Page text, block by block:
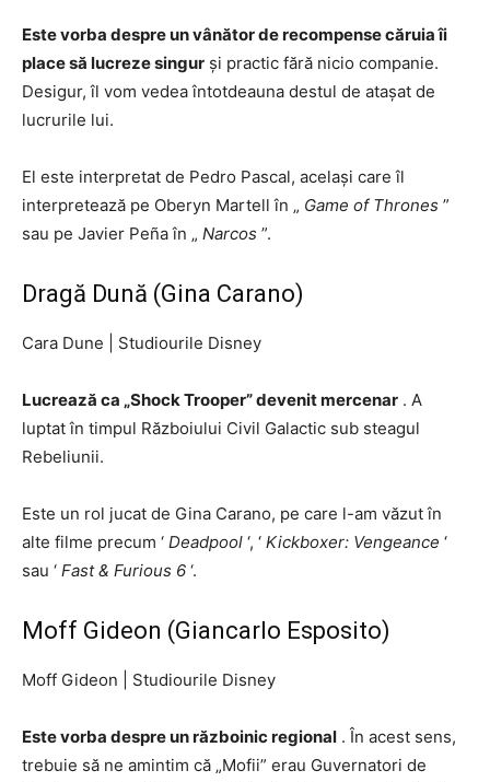
Este vorba despre un vânător de recompense căruia îi
place să lucreze singur și practic fără nicio companie.
Desigur, îl vom vedea întotdeauna destul de atașat de
lucrurile lui.
El este interpretat de Pedro Pascal, același care îl
interpretează pe Oberyn Martell în „ Game of Thrones ”
sau pe Javier Peña în „ Narcos ”.
Dragă Dună (Gina Carano)
Cara Dune Studiourile Disney
Lucrează ca „Shock Trooper” devenit mercenar . A
luptat în timpul Războiului Civil Galactic sub steagul
Rebeliunii.
Este un rol jucat de Gina Carano, pe care l-am văzut în
alte filme precum ‘ Deadpool ‘, ‘ Kickboxer: Vengeance ‘
sau ‘ Fast & Furious 6 ‘.
Moff Gideon (Giancarlo Esposito)
Moff Gideon Studiourile Disney
Este vorba despre un războinic regional . În acest sens,
trebuie să ne amintim că „Mofii” erau Guvernatori de